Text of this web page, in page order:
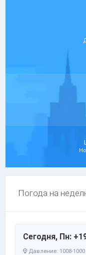
Погода на
Сегодня, Пн:
Давление: 1008-